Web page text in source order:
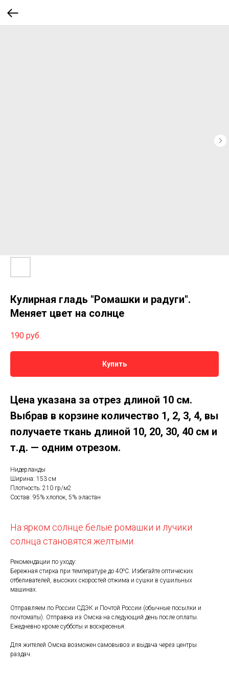
Кулирная гладь "Ромашки и радуги".
Меняет цвет на солнце
190 руб.
Купить
Цена указана за отрез длиной 10 см.
Выбрав в корзине количество 1, 2, 3, 4, вы
получаете ткань длиной 10, 20, 30, 40 см и
т.д. — одним отрезом.
Нидерланды
Ширина: 153 см
Плотность: 210 гр/м2
Состав: 95% хлопок, 5% эластан
На ярком солнце белые ромашки и лучики
солнца становятся желтыми.
Рекомендации по уходу:
Бережная стирка при температуре до 40⁰С. Избегайте оптических
отбеливателей, высоких скоростей отжима и сушки в сушильных
машинах.
Отправляем по России СДЭК и Почтой России (обычные посылки и
почтоматы). Отправка из Омска на следующий день после оплаты.
Ежедневно кроме субботы и воскресенья.
Для жителей Омска возможен самовывоз и выдача через центры
раздач.